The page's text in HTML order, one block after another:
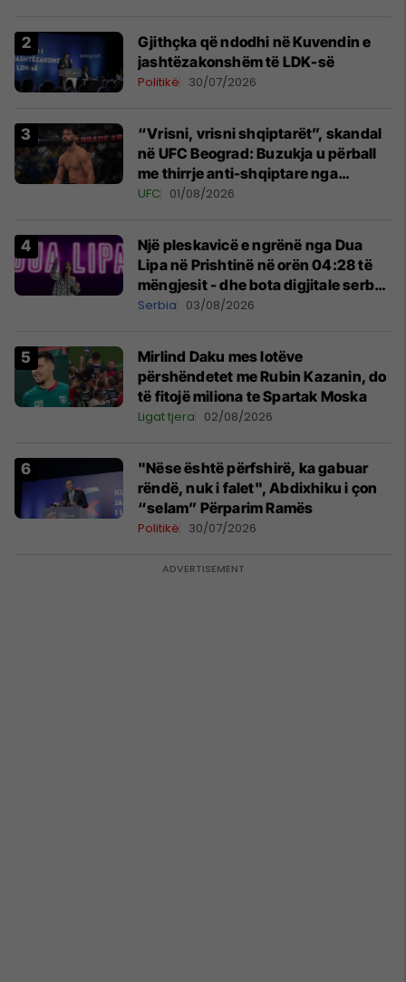
Gjithçka që ndodhi në Kuvendin e
jashtëzakonshëm të LDK-së
Politikë 30/07/2026
“Vrisni, vrisni shqiptarët”, skandal
në UFC Beograd: Buzukja u përball
me thirrje anti-shqiptare nga
tribunat
UFC 01/08/2026
Një pleskavicë e ngrënë nga Dua
Lipa në Prishtinë në orën 04:28 të
mëngjesit - dhe bota digjitale serbe
shpall gjendjen e luftës
Serbia 03/08/2026
Mirlind Daku mes lotëve
përshëndetet me Rubin Kazanin, do
të fitojë miliona te Spartak Moska
Ligat tjera 02/08/2026
"Nëse është përfshirë, ka gabuar
rëndë, nuk i falet", Abdixhiku i çon
“selam” Përparim Ramës
Politikë 30/07/2026